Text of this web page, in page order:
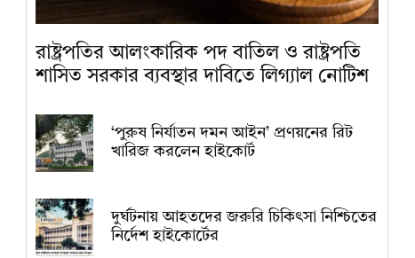
রাষ্ট্রপতির আলংকারিক পদ বাতিল ও রাষ্ট্রপতি
শাসিত সরকার ব্যবস্থার দাবিতে লিগ্যাল নোটিশ
‘পুরুষ নির্যাতন দমন আইন’ প্রণয়নের রিট
খারিজ করলেন হাইকোর্ট
দুর্ঘটনায় আহতদের জরুরি চিকিৎসা নিশ্চিতের
নির্দেশ হাইকোর্টের